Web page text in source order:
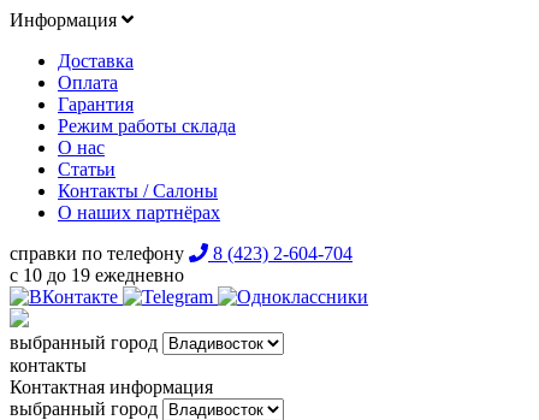
Информация
Доставка
Оплата
Гарантия
Режим работы склада
О нас
Статьи
Контакты / Салоны
О наших партнёрах
справки по телефону
8 (423) 2-604-704
с 10 до 19 ежедневно
выбранный город
контакты
Контактная информация
выбранный город